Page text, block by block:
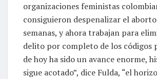
organizaciones feministas
consiguieron despenalizar el
semanas, y ahora trabajan para
delito por completo de los códigos
de hoy ha sido un avance enorme,
sigue acotado”, dice Fulda, “el